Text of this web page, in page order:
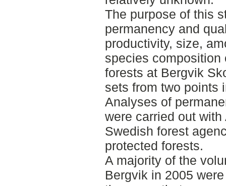
The purpose of this
permanency and
productivity, size,
species composition
forests at Bergvik
sets from two points
Analyses of
were carried out
Swedish forest
protected forests.
A majority of the
Bergvik in 2005